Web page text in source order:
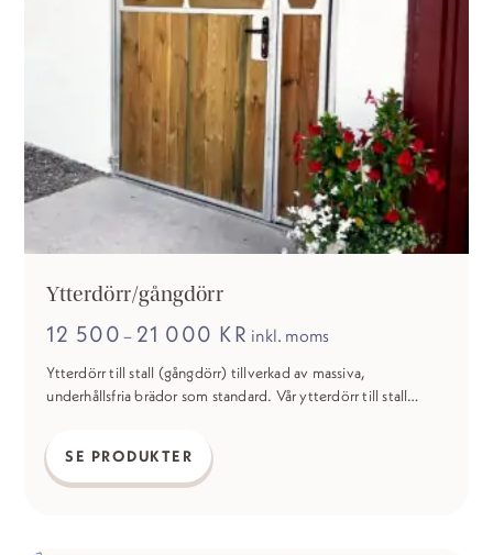
Ytterdörr/gångdörr
12 500– 21 000 KR Prisintervall:
12
500 kr
till
21
inkl. moms
Ytterdörr till stall (gångdörr) tillverkad av massiva,
underhållsfria brädor som standard. Vår ytterdörr till stall
SE PRODUKTER